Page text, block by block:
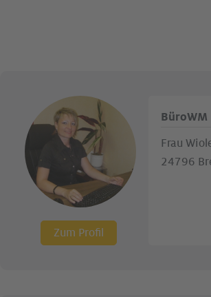
Zum Profil
BüroWM
Frau
24796